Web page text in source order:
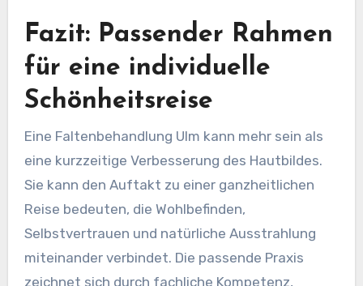
Fazit: Passender Rahmen
für eine individuelle
Schönheitsreise
Eine Faltenbehandlung Ulm kann mehr sein als
eine kurzzeitige Verbesserung des Hautbildes.
Sie kann den Auftakt zu einer ganzheitlichen
Reise bedeuten, die Wohlbefinden,
Selbstvertrauen und natürliche Ausstrahlung
miteinander verbindet. Die passende Praxis
zeichnet sich durch fachliche Kompetenz,